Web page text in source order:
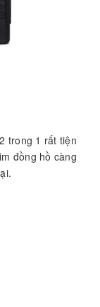
trong 1 rất tiện
đồng hồ càng